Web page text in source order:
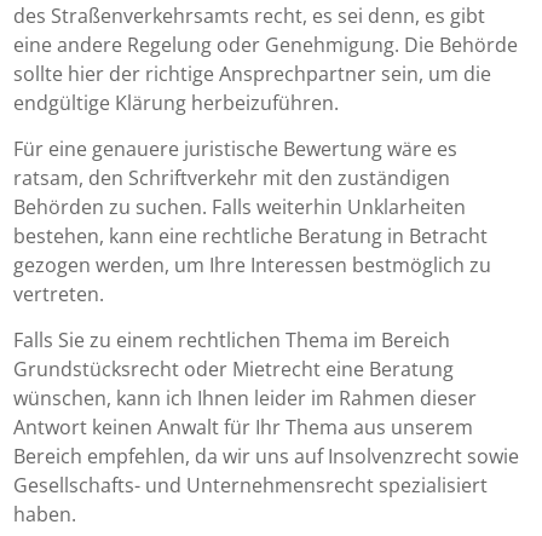
des Straßenverkehrsamts recht, es sei denn, es gibt
eine andere Regelung oder Genehmigung. Die Behörde
sollte hier der richtige Ansprechpartner sein, um die
endgültige Klärung herbeizuführen.
Für eine genauere juristische Bewertung wäre es
ratsam, den Schriftverkehr mit den zuständigen
Behörden zu suchen. Falls weiterhin Unklarheiten
bestehen, kann eine rechtliche Beratung in Betracht
gezogen werden, um Ihre Interessen bestmöglich zu
vertreten.
Falls Sie zu einem rechtlichen Thema im Bereich
Grundstücksrecht oder Mietrecht eine Beratung
wünschen, kann ich Ihnen leider im Rahmen dieser
Antwort keinen Anwalt für Ihr Thema aus unserem
Bereich empfehlen, da wir uns auf Insolvenzrecht sowie
Gesellschafts- und Unternehmensrecht spezialisiert
haben.